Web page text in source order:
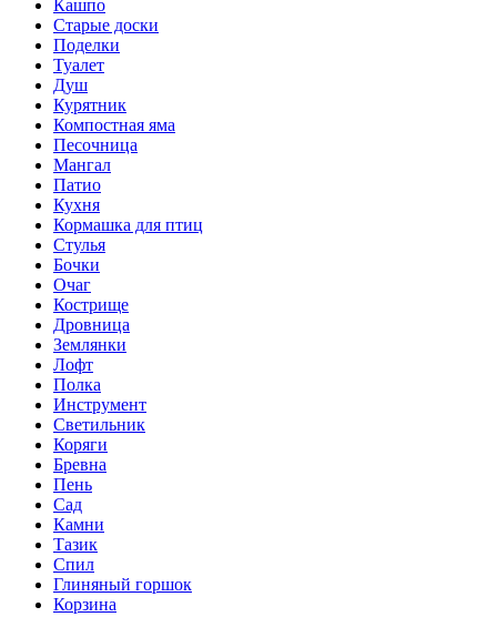
Кашпо
Старые доски
Поделки
Туалет
Душ
Курятник
Компостная яма
Песочница
Мангал
Патио
Кухня
Кормашка для птиц
Стулья
Бочки
Очаг
Кострище
Дровница
Землянки
Лофт
Полка
Инструмент
Светильник
Коряги
Бревна
Пень
Сад
Камни
Тазик
Спил
Глиняный горшок
Корзина